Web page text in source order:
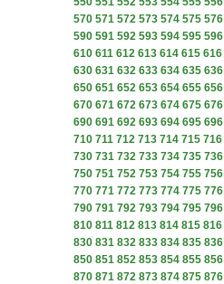
570 571 572 573 574 575 576
590 591 592 593 594 595 596
610 611 612 613 614 615 616
630 631 632 633 634 635 636
650 651 652 653 654 655 656
670 671 672 673 674 675 676
690 691 692 693 694 695 696
710 711 712 713 714 715 716
730 731 732 733 734 735 736
750 751 752 753 754 755 756
770 771 772 773 774 775 776
790 791 792 793 794 795 796
810 811 812 813 814 815 816
830 831 832 833 834 835 836
850 851 852 853 854 855 856
870 871 872 873 874 875 876